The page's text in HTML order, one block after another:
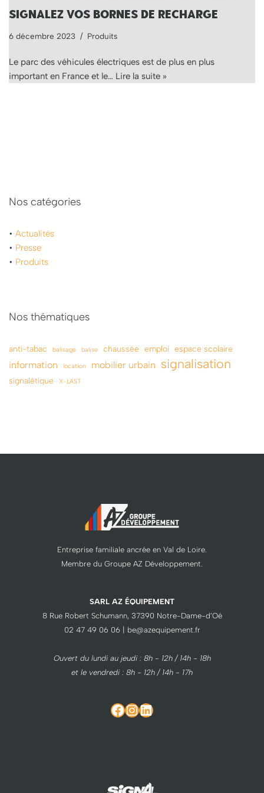
SIGNALEZ VOS BORNES DE RECHARGE
6 décembre 2023 Produits
Le parc des véhicules électriques est de plus en plus
important en France et le… Lire la suite »
Nos catégories
• Actualités
• Presse
• Produits
Nos thématiques
anti-tabac balisage balise chaussée emploi espace scolaire
information location mobilier urbain signalisation
signalétique X-LAST
Entreprise familiale ancrée en Val de Loire.
Membre du Groupe AZ Développement.
SARL AZ ÉQUIPEMENT
8 Rue Robert Schumann, 37390 Notre-Dame-d’Oé
02 47 49 06 06 | be@azequipement.fr
Ouvert du lundi au jeudi : 8h - 12h / 14h - 18h
et le vendredi : 8h - 12h / 14h - 17h